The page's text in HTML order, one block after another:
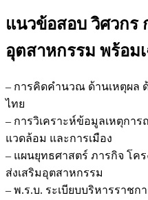
กรม
เสริม
ชิ้น
แนวข้อสอบ วิศวกร
อุตสาหกรรม พร้อม
– การคิดคำนวณ ด้านเหตุผล
ไทย
– การวิเคราะห์ข้อมูลเหตุกา
แวดล้อม และการเมือง
– แผนยุทธศาสตร์ ภารกิจ โค
ส่งเสริมอุตสาหกรรม
– พ.ร.บ. ระเบียบบริหารราชก